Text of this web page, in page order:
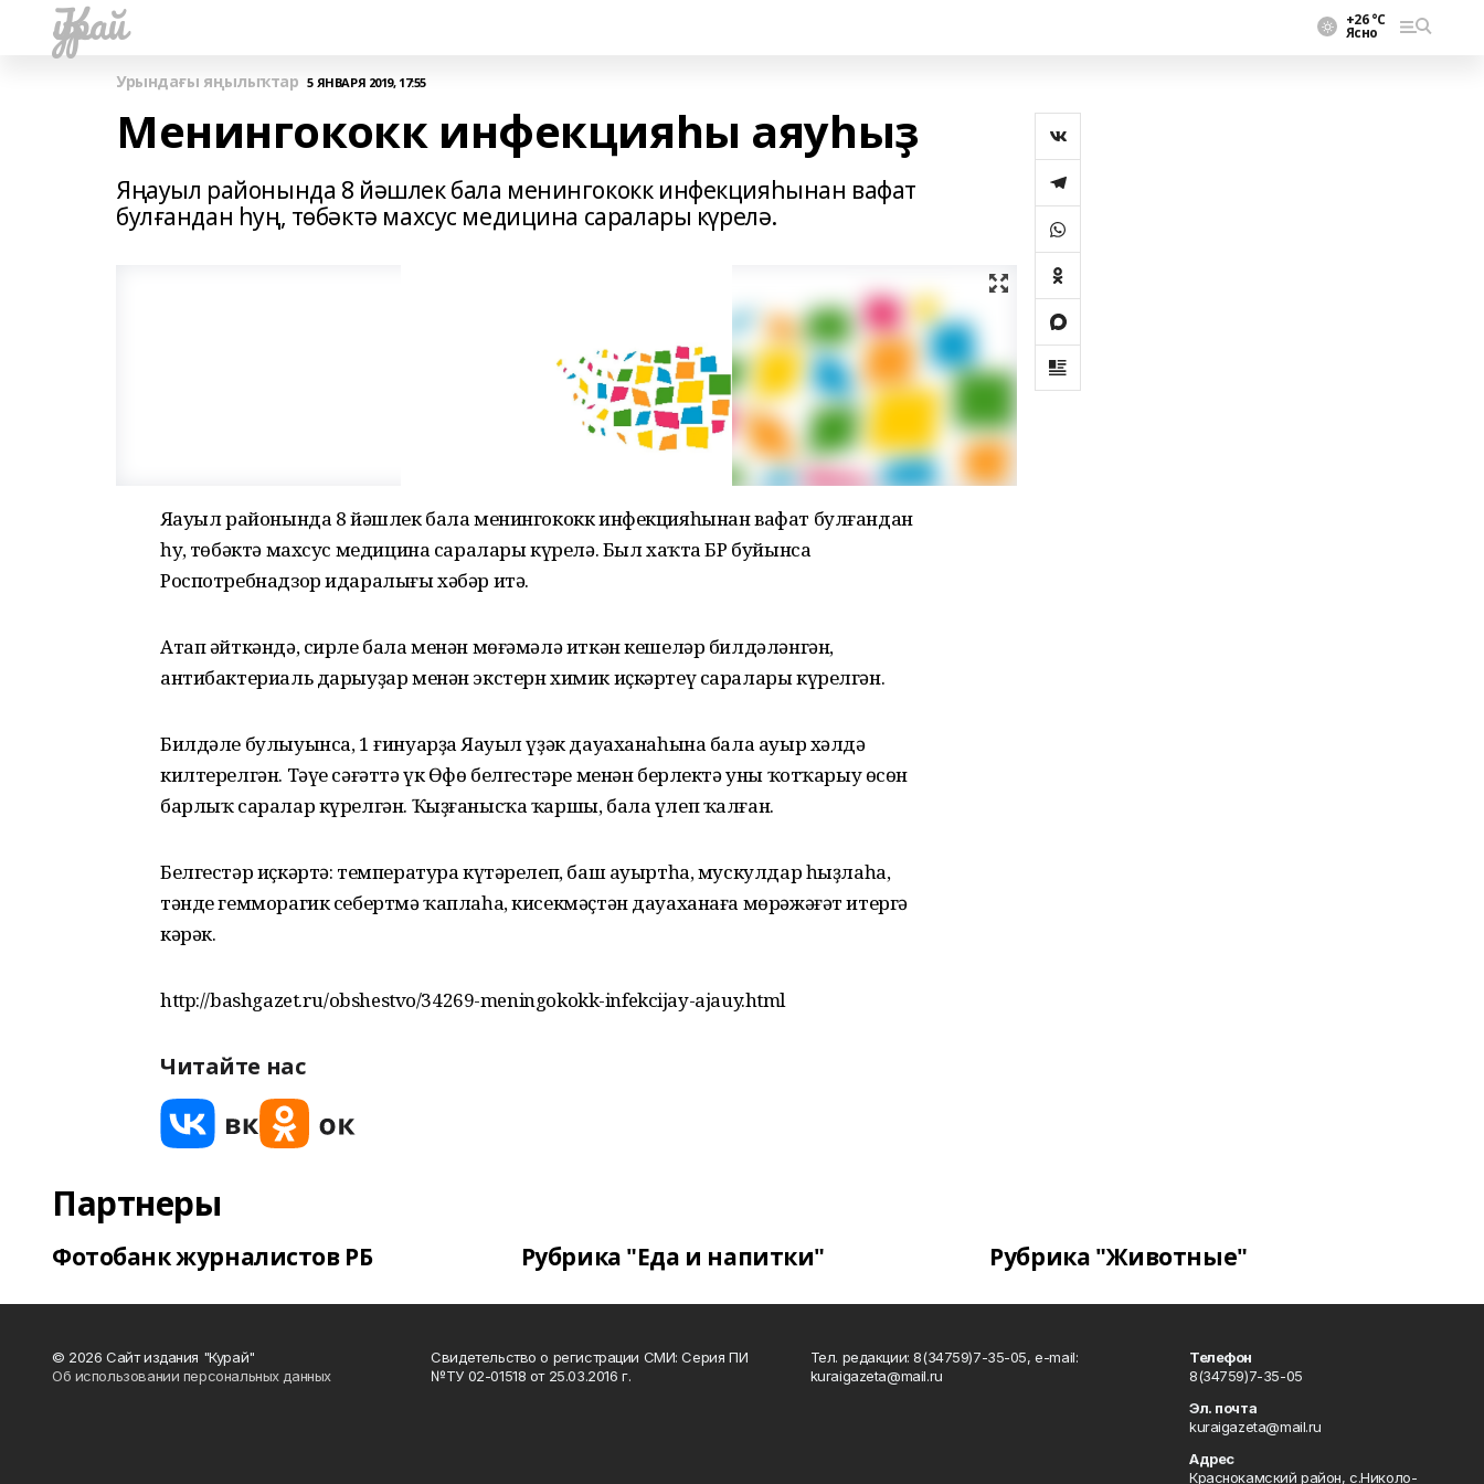
Ҡурай +26 °С
Ясно
Урындағы яңылыҡтар 5 ЯНВАРЯ 2019, 17:55
Менингококк инфекцияһы аяуһыҙ
Яңауыл районында 8 йәшлек бала менингококк инфекцияһынан вафат
булғандан һуң, төбәктә махсус медицина саралары күрелә.
Яңауыл районында 8 йәшлек бала менингококк инфекцияһынан вафат булғандан
һуң, төбәктә махсус медицина саралары күрелә. Был хаҡта БР буйынса
Роспотребнадзор идаралығы хәбәр итә.
Атап әйткәндә, сирле бала менән мөғәмәлә иткән кешеләр билдәләнгән,
антибактериаль дарыуҙар менән экстерн химик иҫкәртеү саралары күрелгән.
Билдәле булыуынса, 1 ғинуарҙа Яңауыл үҙәк дауаханаһына бала ауыр хәлдә
килтерелгән. Тәүе сәғәттә үк Өфө белгестәре менән берлектә уны ҡотҡарыу өсөн
барлыҡ саралар күрелгән. Ҡыҙғанысҡа ҡаршы, бала үлеп ҡалған.
Белгестәр иҫкәртә: температура күтәрелеп, баш ауыртһа, мускулдар һыҙлаһа,
тәнде гемморагик себертмә ҡаплаһа, кисекмәҫтән дауаханаға мөрәжәғәт итергә
кәрәк.
http://bashgazet.ru/obshestvo/34269-meningokokk-infekcijay-ajauy.html
Читайте нас
Партнеры
Фотобанк журналистов РБ Рубрика "Еда и напитки" Рубрика "Животные"
© 2026 Сайт издания "Курай"
Об использовании персональных данных
Свидетельство о регистрации СМИ: Серия ПИ
№ТУ 02-01518 от 25.03.2016 г.
Тел. редакции: 8(34759)7-35-05, e-mail:
kuraigazeta@mail.ru
Телефон
8(34759)7-35-05
Эл. почта
kuraigazeta@mail.ru
Адрес
Краснокамский район, с.Николо-